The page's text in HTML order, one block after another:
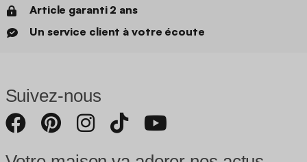
Article garanti 2 ans
Un service client à votre écoute
Suivez-nous